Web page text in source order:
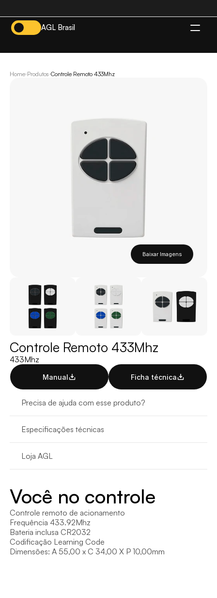
AGL Brasil
Home Produtos Controle Remoto 433Mhz
Baixar Imagens
Controle Remoto 433Mhz
433Mhz
Manual Ficha técnica
Precisa de ajuda com esse produto?
Especificações técnicas
Loja AGL
Você no controle
Controle remoto de acionamento
Frequência 433.92Mhz
Bateria inclusa CR2032
Codificação Learning Code
Dimensões: A 55,00 x C 34,00 X P 10,00mm